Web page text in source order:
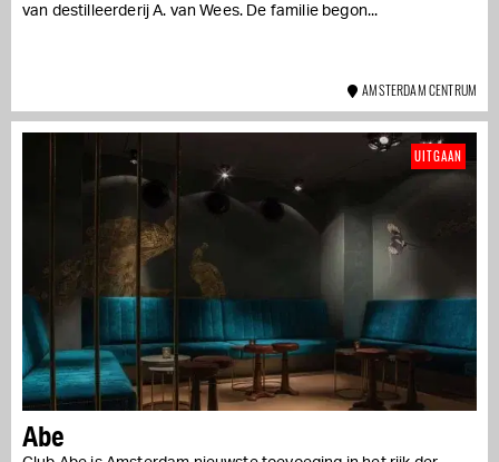
van destilleerderij A. van Wees. De familie begon...
AMSTERDAM CENTRUM
Abe
UITGAAN